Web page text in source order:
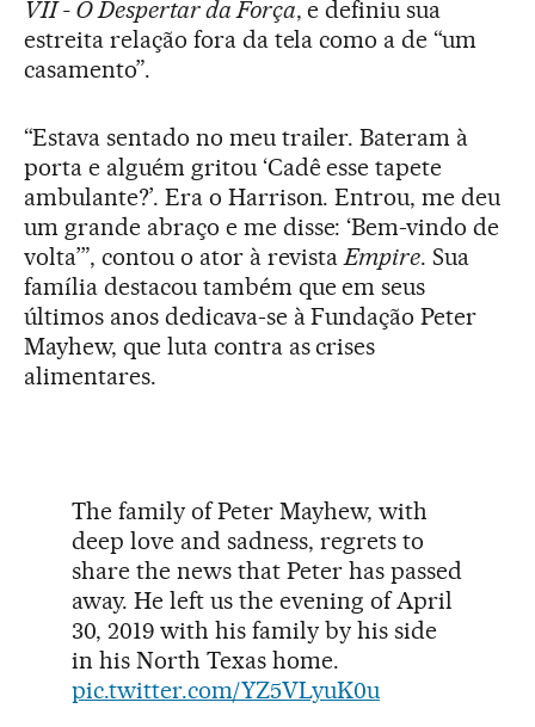
VII - O Despertar da Força, e definiu sua
estreita relação fora da tela como a de “um
casamento”.
“Estava sentado no meu trailer. Bateram à
porta e alguém gritou ‘Cadê esse tapete
ambulante?’. Era o Harrison. Entrou, me deu
um grande abraço e me disse: ‘Bem-vindo de
volta’”, contou o ator à revistaEmpire. Sua
família destacou também que em seus
últimos anos dedicava-se à Fundação Peter
Mayhew, que luta contra as crises
alimentares.
The family of Peter Mayhew, with
deep love and sadness, regrets to
share the news that Peter has passed
away. He left us the evening of April
30, 2019 with his family by his side
in his North Texas home.
pic.twitter.com/YZ5VLyuK0u